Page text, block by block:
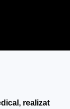
realizat